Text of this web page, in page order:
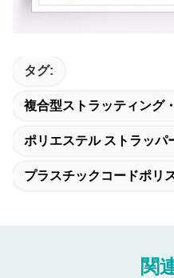
タグ:
複合型ストラッティング
ポリエステル ストラッパ
プラスチックコードポリ
関